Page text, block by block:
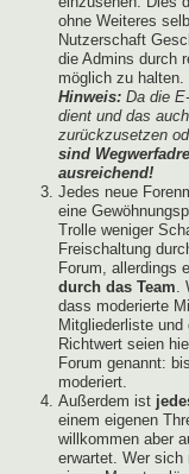
ohne Weiteres
Nutzerschaft
die Admins durch
möglich zu halten.
Hinweis: Da die
dient und das
zurückzusetzen
sind
ausreichend!
Jedes neue
eine
Trolle weniger
Freischaltung
Forum, allerdings
durch das Team.
dass moderierte
Mitgliederliste
Richtwert seien
Forum genannt:
moderiert.
Außerdem ist
einem eigenen
willkommen aber
erwartet. Wer sich